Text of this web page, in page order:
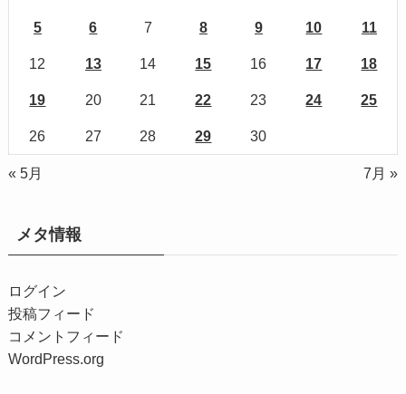
5 6 7 8 9 10 11
12 13 14 15 16 17 18
19 20 21 22 23 24 25
26 27 28 29 30
« 5月 7月 »
メタ情報
ログイン
投稿フィード
コメントフィード
WordPress.org